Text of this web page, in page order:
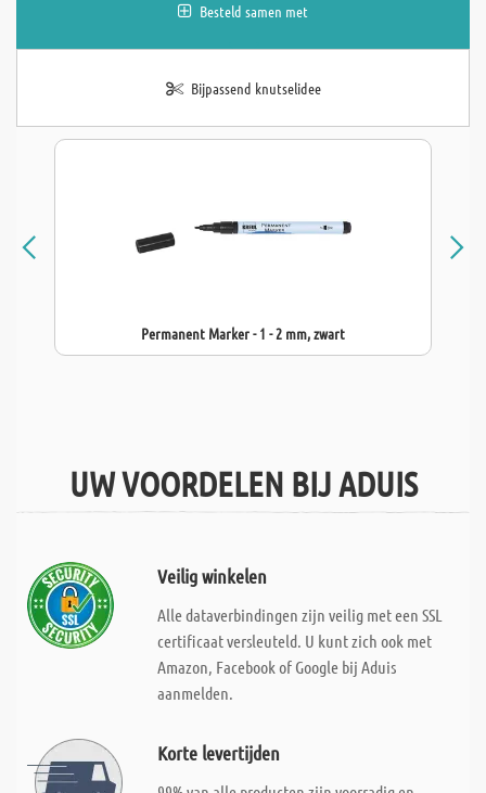
Besteld samen met
Bijpassend knutselidee
Permanent Marker - 1 - 2 mm, zwart
UW VOORDELEN BIJ ADUIS
Veilig winkelen
Alle dataverbindingen zijn veilig met een SSL
certificaat versleuteld. U kunt zich ook met
Amazon, Facebook of Google bij Aduis
aanmelden.
Korte levertijden